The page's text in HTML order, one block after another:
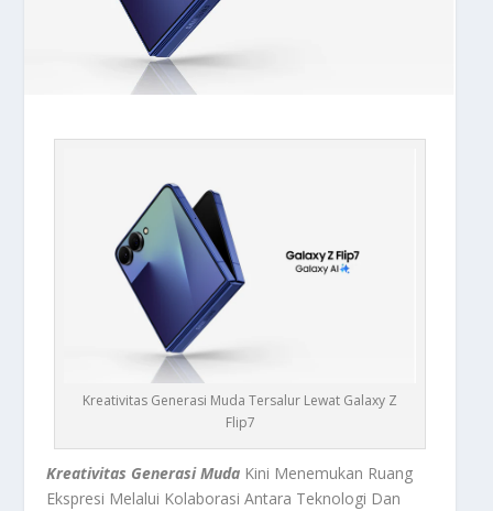
Kreativitas Generasi Muda Tersalur Lewat Galaxy Z
Flip7
Kreativitas Generasi Muda Kini Menemukan Ruang
Ekspresi Melalui Kolaborasi Antara Teknologi Dan